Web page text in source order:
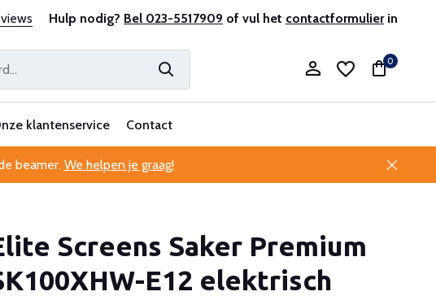
en ervaren Professionele klantenservice
Hulp nodig? Bel 023-5517909 of vul het contactformulierin
Account aanmaken
0
klantenservice Contact
beamer. We helpen je graag!
Screens Saker Premium
E12 elektrisch